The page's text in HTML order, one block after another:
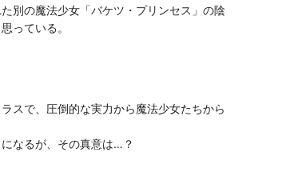
別の魔法少女「バケツ・プリンセス」の陰
っている。
スで、圧倒的な実力から魔法少女たちから
なるが、その真意は…？